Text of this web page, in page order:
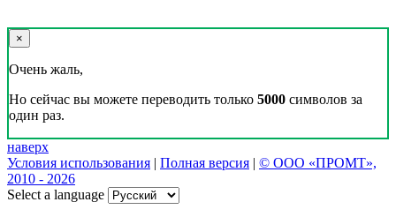
×
Очень жаль,
Но сейчас вы можете переводить только 5000 символов за
один раз.
наверх
Условия использования | Полная версия | © ООО «ПРОМТ»,
2010 - 2026
Select a language